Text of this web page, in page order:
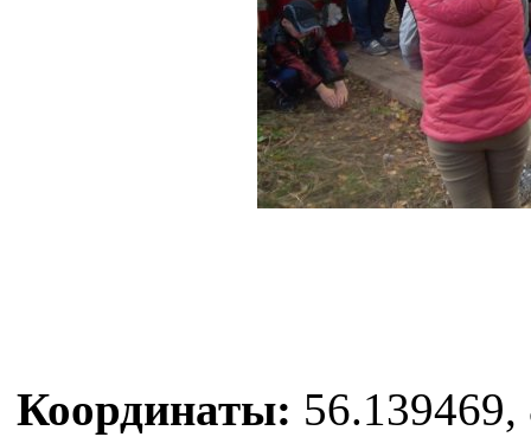
Координаты: 56.139469,